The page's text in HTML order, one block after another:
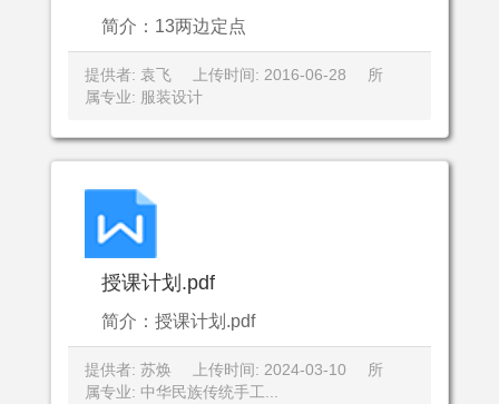
简介：13两边定点
提供者: 袁飞 上传时间: 2016-06-28
所
属专业: 服装设计
授课计划.pdf
简介：授课计划.pdf
提供者: 苏焕 上传时间: 2024-03-10
所
属专业: 中华民族传统手工...